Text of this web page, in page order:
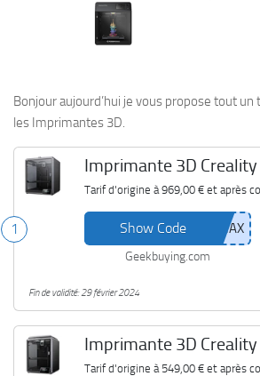
Bonjour aujourd’hui je vous propose tout un
les Imprimantes 3D.
1
Imprimante 3D Creality
Tarif d'origine à969,00 €et après
Show Code
Geekbuying.com
Fin de validité: 29 février 2024
Imprimante 3D Creality
Tarif d'origine à 549,00 €et après